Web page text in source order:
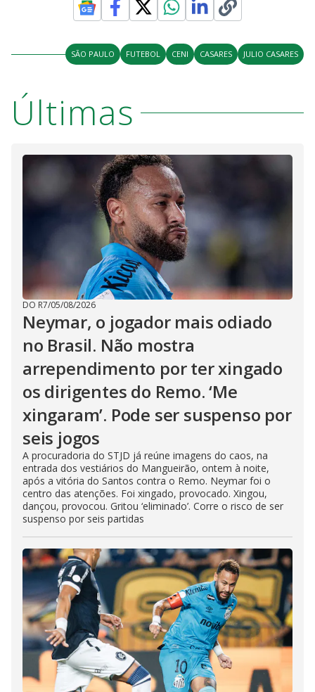
SÃO PAULO FUTEBOL CENI CASARES JULIO CASARES
Últimas
DO R7/05/08/2026
Neymar, o jogador mais odiado
no Brasil. Não mostra
arrependimento por ter xingado
os dirigentes do Remo. ‘Me
xingaram’. Pode ser suspenso por
seis jogos
A procuradoria do STJD já reúne imagens do caos, na
entrada dos vestiários do Mangueirão, ontem à noite,
após a vitória do Santos contra o Remo. Neymar foi o
centro das atenções. Foi xingado, provocado. Xingou,
dançou, provocou. Gritou ‘eliminado’. Corre o risco de ser
suspenso por seis partidas